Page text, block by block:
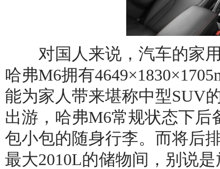
对国人来说，汽车的家用
哈弗M6拥有
能为家人带来堪称中型SUV
出游，哈弗M6常规状态下后
包小包的随身行李。而将后
最大2010L的储物间，别说